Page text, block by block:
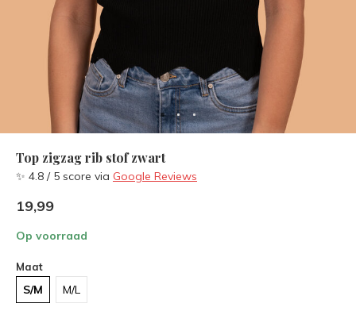
Top zigzag rib stof zwart
✨ 4.8 / 5 score via Google Reviews
19,99
Op voorraad
Maat
S/M M/L